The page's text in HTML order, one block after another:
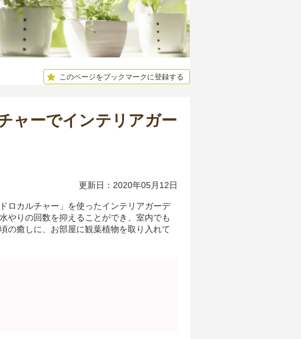
このページをブックマークに登録する
ャーでインテリアガー
更新日：2020年05月12日
ロカルチャー」を使ったインテリアガーデ
やりの回数を抑えることができ、室内でも
の癒しに、お部屋に観葉植物を取り入れて